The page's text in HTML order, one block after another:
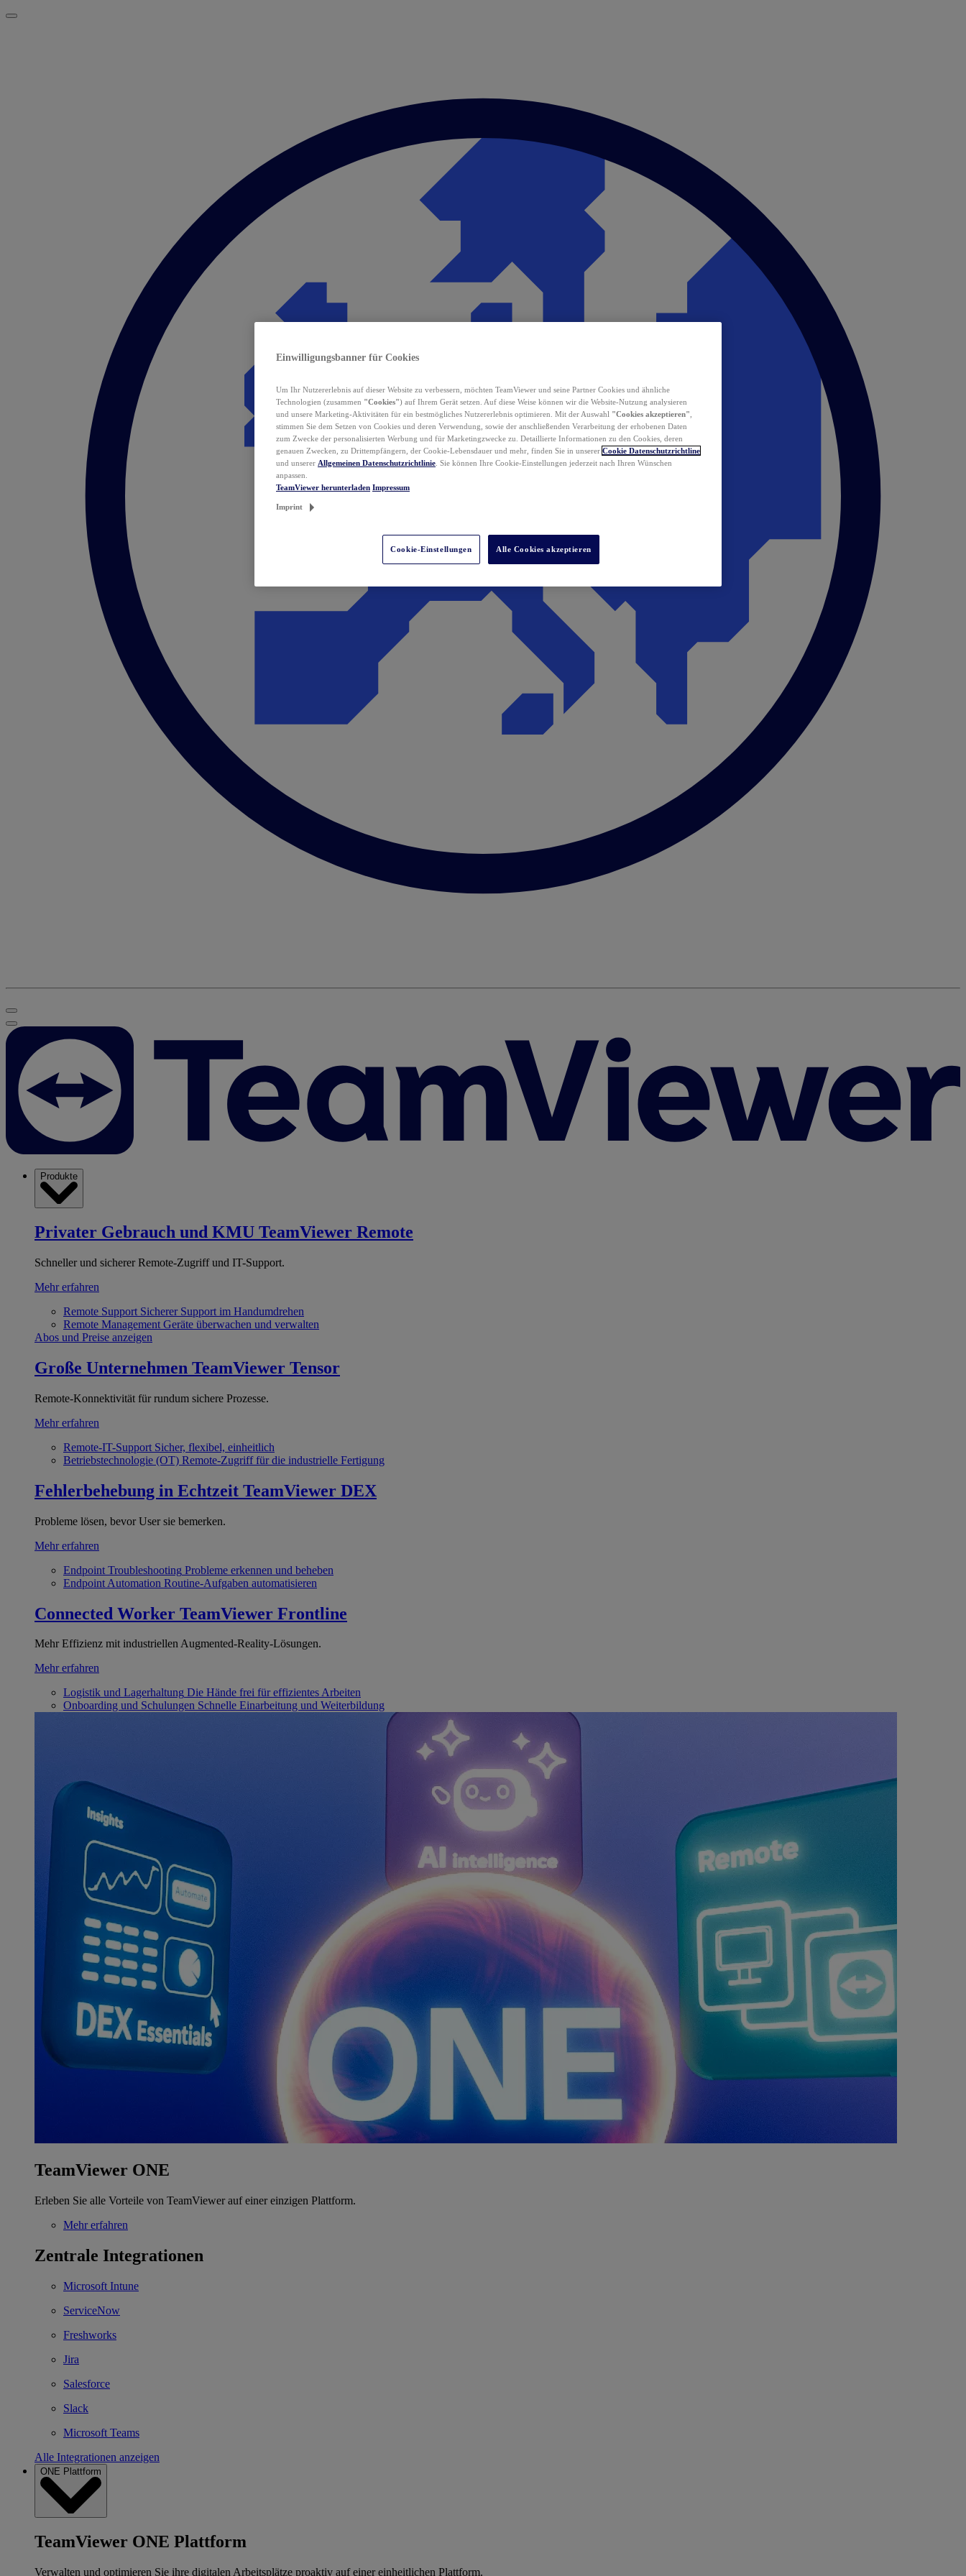
Produkte
Privater Gebrauch und KMU TeamViewer Remote
Schneller und sicherer Remote-Zugriff und IT-Support.
Mehr erfahren
Remote Support Sicherer Support im Handumdrehen
Remote Management Geräte überwachen und verwalten
Abos und Preise anzeigen
Große Unternehmen TeamViewer Tensor
Remote-Konnektivität für rundum sichere Prozesse.
Mehr erfahren
Remote-IT-Support Sicher, flexibel, einheitlich
Betriebstechnologie (OT) Remote-Zugriff für die industrielle Fertigung
Fehlerbehebung in Echtzeit TeamViewer DEX
Probleme lösen, bevor User sie bemerken.
Mehr erfahren
Endpoint Troubleshooting Probleme erkennen und beheben
Endpoint Automation Routine-Aufgaben automatisieren
Connected Worker TeamViewer Frontline
Mehr Effizienz mit industriellen Augmented-Reality-Lösungen.
Mehr erfahren
Logistik und Lagerhaltung Die Hände frei für effizientes Arbeiten
Onboarding und Schulungen Schnelle Einarbeitung und Weiterbildung
TeamViewer ONE
Erleben Sie alle Vorteile von TeamViewer auf einer einzigen Plattform.
Mehr erfahren
Zentrale Integrationen
Microsoft Intune
ServiceNow
Freshworks
Jira
Salesforce
Slack
Microsoft Teams
Alle Integrationen anzeigen
ONE Plattform
TeamViewer ONE Plattform
Verwalten und optimieren Sie ihre digitalen Arbeitsplätze proaktiv auf einer einheitlichen Plattform.
Einwilligungsbanner für Cookies
Um Ihr Nutzererlebnis auf dieser Website zu verbessern, möchten TeamViewer und seine Partner Cookies und ähnliche
Technologien (zusammen "Cookies") auf Ihrem Gerät setzen. Auf diese Weise können wir die Website-Nutzung analysieren
und unsere Marketing-Aktivitäten für ein bestmögliches Nutzererlebnis optimieren. Mit der Auswahl "Cookies akzeptieren"
stimmen Sie dem Setzen von Cookies und deren Verwendung, sowie der anschließenden Verarbeitung der erhobenen Daten
zum Zwecke der personalisierten Werbung und für Marketingzwecke zu. Detaillierte Informationen zu den Cookies, deren
genauen Zwecken, zu Drittempfängern, der Cookie-Lebensdauer und mehr, finden Sie in unserer Cookie Datenschutzrichtline
und unserer Allgemeinen Datenschutzrichtlinie . Sie können Ihre Cookie-Einstellungen jederzeit nach Ihren Wünschen
anpassen.
TeamViewer herunterladen Impressum
Imprint
Cookie-Einstellungen Alle Cookies akzeptieren